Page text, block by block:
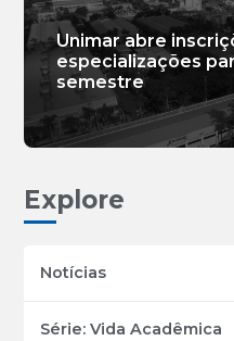
Unimar abre
especializações
semestre
Explore
Notícias
Série: Vida Acadêmica